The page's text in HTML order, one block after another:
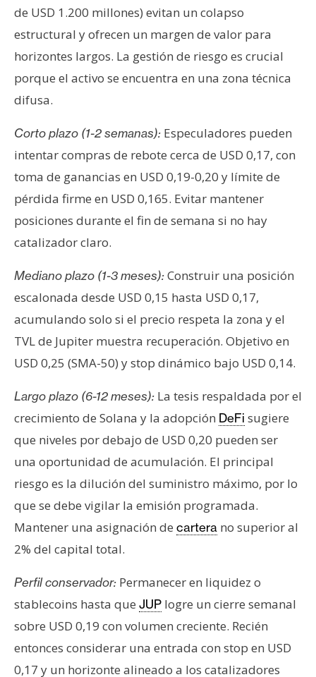
de USD 1.200 millones) evitan un colapso
estructural y ofrecen un margen de valor para
horizontes largos. La gestión de riesgo es crucial
porque el activo se encuentra en una zona técnica
difusa.
Corto plazo (1-2 semanas): Especuladores pueden
intentar compras de rebote cerca de USD 0,17, con
toma de ganancias en USD 0,19-0,20 y límite de
pérdida firme en USD 0,165. Evitar mantener
posiciones durante el fin de semana si no hay
catalizador claro.
Mediano plazo (1-3 meses):Construir una posición
escalonada desde USD 0,15 hasta USD 0,17,
acumulando solo si el precio respeta la zona y el
TVL de Jupiter muestra recuperación. Objetivo en
USD 0,25 (SMA-50) y stop dinámico bajo USD 0,14.
Largo plazo (6-12 meses): La tesis respaldada por el
crecimiento de Solana y la adopción DeFi sugiere
que niveles por debajo de USD 0,20 pueden ser
una oportunidad de acumulación. El principal
riesgo es la dilución del suministro máximo, por lo
que se debe vigilar la emisión programada.
Mantener una asignación de cartera no superior al
2% del capital total.
Perfil conservador: Permanecer en liquidez o
stablecoins hasta que JUP logre un cierre semanal
sobre USD 0,19 con volumen creciente. Recién
entonces considerar una entrada con stop en USD
0,17 y un horizonte alineado a los catalizadores